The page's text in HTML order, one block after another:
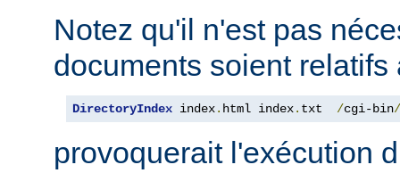
Notez qu'il n'est pas
documents soient relatifs
DirectoryIndex index. html index. txt /cgi-bin/
provoquerait l'exécution